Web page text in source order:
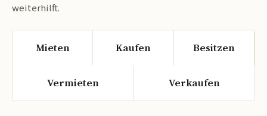
weiterhilft.
Mieten Kaufen Besitzen
Vermieten Verkaufen